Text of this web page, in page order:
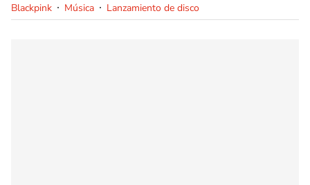
Blackpink Música Lanzamiento de disco